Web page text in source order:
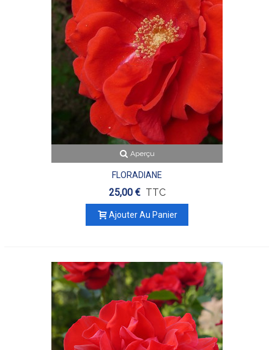
Aperçu
FLORADIANE
25,00 € TTC
Ajouter Au Panier